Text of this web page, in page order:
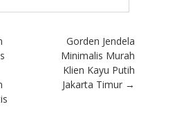
Gorden Jendela
Minimalis Murah
Klien Kayu Putih
Jakarta Timur →